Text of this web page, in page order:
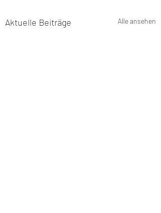
Aktuelle Beiträge Alle ansehen